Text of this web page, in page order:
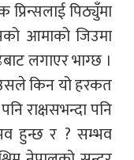
पिठ्युँमा
आमाको जिउमा
लगाएर भाग्छ ।
किन यो हरकत
राक्षसभन्दा पनि
हुन्छ र ? सम्भव